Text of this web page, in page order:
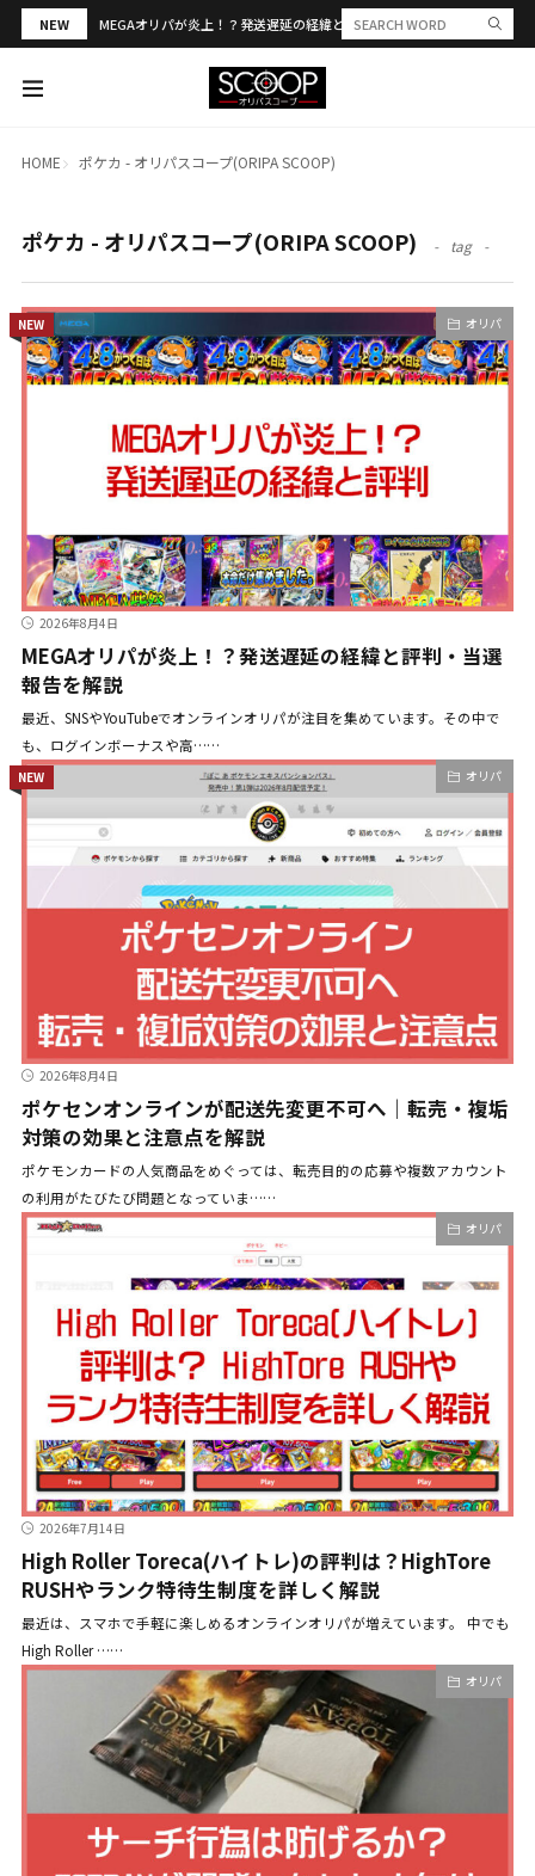
NEW MEGAオリパが炎上！？発送遅延の経緯と評判・当選報告を解説
HOME ポケカ - オリパスコープ(ORIPA SCOOP)
ポケカ - オリパスコープ(ORIPA SCOOP) tag
NEW オリパ
2026年8月4日
MEGAオリパが炎上！？発送遅延の経緯と評判・当選
報告を解説
最近、SNSやYouTubeでオンラインオリパが注目を集めています。その中で
も、ログインボーナスや高……
NEW オリパ
2026年8月4日
ポケセンオンラインが配送先変更不可へ｜転売・複垢
対策の効果と注意点を解説
ポケモンカードの人気商品をめぐっては、転売目的の応募や複数アカウント
の利用がたびたび問題となっていま……
オリパ
2026年7月14日
High Roller Toreca(ハイトレ)の評判は？HighTore
RUSHやランク特待生制度を詳しく解説
最近は、スマホで手軽に楽しめるオンラインオリパが増えています。 中でも
High Roller ……
オリパ